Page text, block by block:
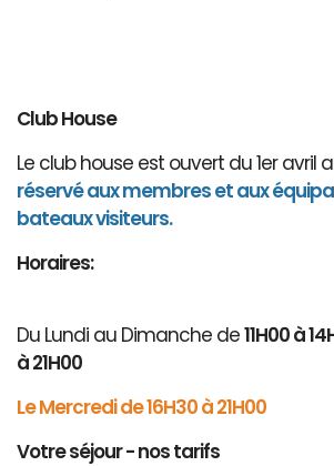
Club House
Le club house est ouvert du 1er avril
réservé aux membres et aux
bateaux visiteurs.
Horaires:
Du Lundi au Dimanche de11H00 à
à 21H00
Le Mercredi de 16H30 à 21H00
Votre séjour - nos tarifs